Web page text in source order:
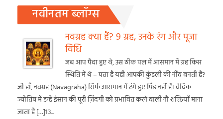
नवीनतम ब्लॉग्स
नवग्रह क्या हैं? 9 ग्रह, उनके रंग और पूजा
विधि
जब आप पैदा हुए थे, उस ठीक पल में आसमान में ग्रह किस
स्थिति में थे – पता है यही आपकी कुंडली की नींव बनती है?
जी हाँ, नवग्रह (Navagraha) सिर्फ आसमान में टंगे हुए पिंड नहीं हैं। वैदिक
ज्योतिष में इन्हें इंसान की पूरी ज़िंदगी को प्रभावित करने वाली नौ शक्तियाँ माना
जाता है […]13...